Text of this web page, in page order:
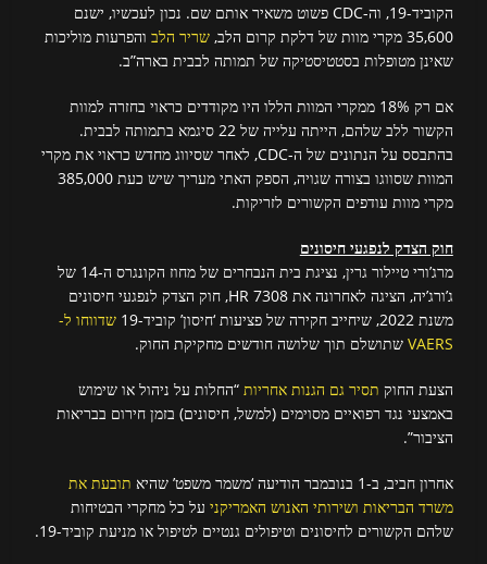
הקוביד-19, וה-CDC פשוט משאיר אותם שם. נכון לעכשיו, ישנם
35,600 מקרי מוות של דלקת קרום הלב,
שריר הלב והפרעות מוליכות
שאינן מטופלות בסטטיסטיקה של תמותה לבבית בארה”ב.
אם רק 18% ממקרי המוות הללו היו מקודדים כראוי בחזרה למוות
הקשור ללב שלהם, הייתה עלייה של 22 סיגמא בתמותה לבבית.
בהתבסס על הנתונים של ה-CDC, לאחר שסיווג מחדש כראוי את מקרי
המוות שסווגו בצורה שגויה, הספק האתי מעריך שיש כעת 385,000
מקרי מוות עודפים הקשורים לזריקות.
חוק הצדק לנפגעי חיסונים
מרג’ורי טיילור גרין, נציגת בית הנבחרים של מחוז הקונגרס ה-14 של
ג’ורג’יה, הציגה לאחרונה את HR 7308, חוק הצדק לנפגעי חיסונים
משנת 2022, שיחייב חקירה של פציעות ‘חיסון’ קוביד-19
שדווחו ל-
VAERS שתושלם תוך שלושה חודשים מחקיקת החוק.
הצעת החוק תסיר גם הגנות אחריות “החלות על ניהול או שימוש
באמצעי נגד רפואיים מסוימים (למשל, חיסונים) בזמן חירום בבריאות
הציבור”.
אחרון חביב, ב-1 בנובמבר הודיעה ‘משמר משפט’ שהיא
תובעת את
משרד הבריאות ושירותי האנוש האמריקני על כל מחקרי הבטיחות
שלהם הקשורים לחיסונים וטיפולים גנטיים לטיפול או מניעת קוביד-19.